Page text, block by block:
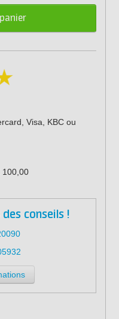
Visa, KBC ou
100,00
conseils !